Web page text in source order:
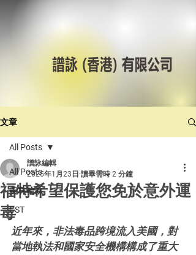
文章
All Posts
美林輪呔
CST
All Posts
福特希望保護您免於意外運
毒
譜詠編輯
2025年1月23日 讀畢需時 2 分鐘
近年來，非法毒品跨境流入美國，對
當地執法和國家安全機構構成了重大